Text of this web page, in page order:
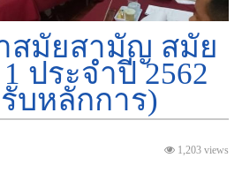
สมัยสามัญ สมัย
ประจำปี 2562
บหลักการ)
1,203 views